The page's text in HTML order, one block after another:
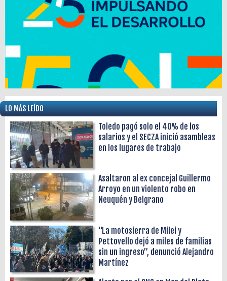
LO MÁS LEÍDO
Toledo pagó solo el 40% de los
salarios y el SECZA inició asambleas
en los lugares de trabajo
Asaltaron al ex concejal Guillermo
Arroyo en un violento robo en
Neuquén y Belgrano
“La motosierra de Milei y
Pettovello dejó a miles de familias
sin un ingreso”, denunció Alejandro
Martínez